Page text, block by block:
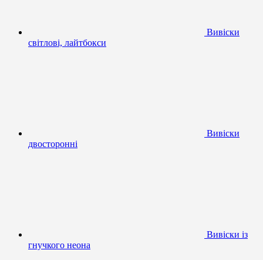
Вивіски
світлові, лайтбокси
Вивіски
двосторонні
Вивіски із
гнучкого неона